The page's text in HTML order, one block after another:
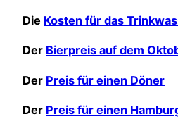
Die Kosten für das
Der Bierpreis auf dem
Der Preis für einen Döner
Der Preis für einen